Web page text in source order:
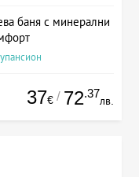
баня с минерални
37€ / 72.37
лв.